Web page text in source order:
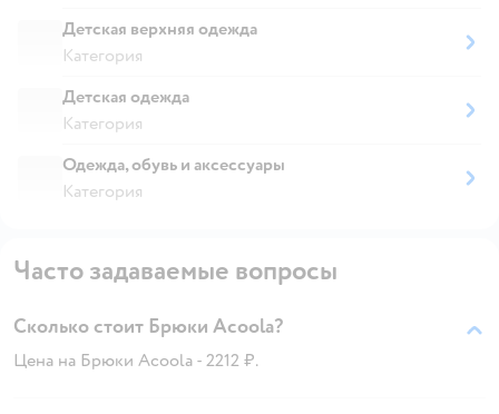
Детская верхняя одежда
Категория
Детская одежда
Категория
Одежда, обувь и аксессуары
Категория
Часто задаваемые вопросы
Сколько стоит Брюки Acoola?
Цена на Брюки Acoola - 2212 ₽.